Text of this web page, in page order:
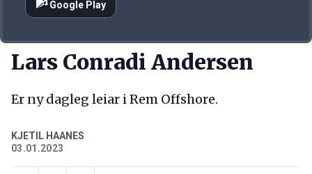
Lars Conradi Andersen
Er ny dagleg leiar i Rem Offshore.
KJETIL HAANES
03.01.2023
Google Play